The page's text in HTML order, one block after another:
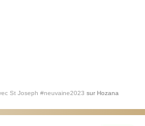
St Joseph #neuvaine2023 sur Hozana